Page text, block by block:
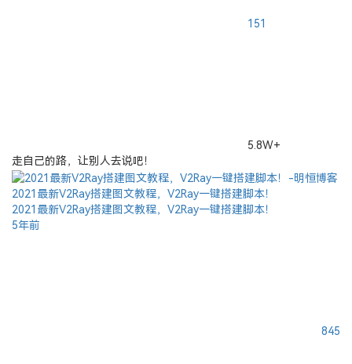
151
5.8W+
走自己的路，让别人去说吧！
2021最新V2Ray搭建图文教程，V2Ray一键搭建脚本！
2021最新V2Ray搭建图文教程，V2Ray一键搭建脚本！
5年前
845